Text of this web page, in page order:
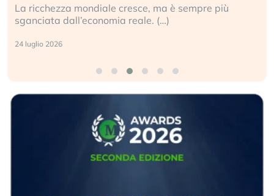
La ricchezza mondiale cresce, ma è sempre più
sganciata dall’economia reale. (…)
24 luglio 2026